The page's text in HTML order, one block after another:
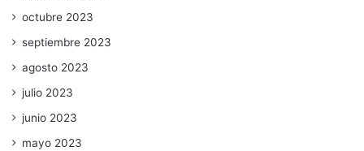
octubre 2023
septiembre 2023
agosto 2023
julio 2023
junio 2023
mayo 2023